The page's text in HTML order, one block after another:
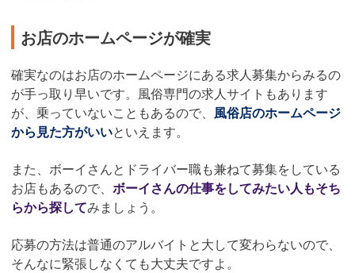
お店のホームページが確実
確実なのはお店のホームページにある求人募集からみるの
が手っ取り早いです。風俗専門の求人サイトもあります
が、乗っていないこともあるので、 風俗店のホームページ
から見た方がいいといえます。
また、ボーイさんとドライバー職も兼ねて募集をしている
お店もあるので、 ボーイさんの仕事をしてみたい人もそち
らから探してみましょう。
応募の方法は普通のアルバイトと大して変わらないので、
そんなに緊張しなくても大丈夫ですよ。